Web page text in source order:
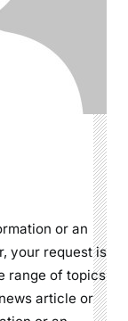
or an
your request is
range of topics
article or